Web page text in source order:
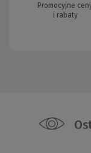
Promocyjne
i rabaty